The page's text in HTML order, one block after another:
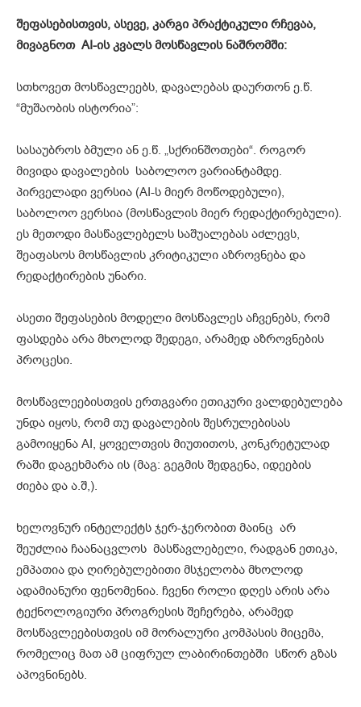
შეფასებისთვის, ასევე, კარგი პრაქტიკული რჩევაა,
მივაგნოთ AI-ის კვალს მოსწავლის ნაშრომში:
სთხოვეთ მოსწავლეებს, დავალებას დაურთონ ე.წ.
“მუშაობის ისტორია”:
სასაუბროს ბმული ან ე.წ. „სქრინშოთები“. როგორ
მივიდა დავალების საბოლოო ვარიანტამდე.
პირველადი ვერსია (AI-ს მიერ მოწოდებული),
საბოლოო ვერსია (მოსწავლის მიერ რედაქტირებული).
ეს მეთოდი მასწავლებელს საშუალებას აძლევს,
შეაფასოს მოსწავლის კრიტიკული აზროვნება და
რედაქტირების უნარი.
ასეთი შეფასების მოდელი მოსწავლეს აჩვენებს, რომ
ფასდება არა მხოლოდ შედეგი, არამედ აზროვნების
პროცესი.
მოსწავლეებისთვის ერთგვარი ეთიკური ვალდებულება
უნდა იყოს, რომ თუ დავალების შესრულებისას
გამოიყენა AI, ყოველთვის მიუთითოს, კონკრეტულად
რაში დაგეხმარა ის (მაგ: გეგმის შედგენა, იდეების
ძიება და ა.შ,).
ხელოვნურ ინტელექტს ჯერ-ჯერობით მაინც არ
შეუძლია ჩაანაცვლოს მასწავლებელი, რადგან ეთიკა,
ემპათია და ღირებულებითი მსჯელობა მხოლოდ
ადამიანური ფენომენია. ჩვენი როლი დღეს არის არა
ტექნოლოგიური პროგრესის შეჩერება, არამედ
მოსწავლეებისთვის იმ მორალური კომპასის მიცემა,
რომელიც მათ ამ ციფრულ ლაბირინთებში სწორ გზას
აპოვნინებს.